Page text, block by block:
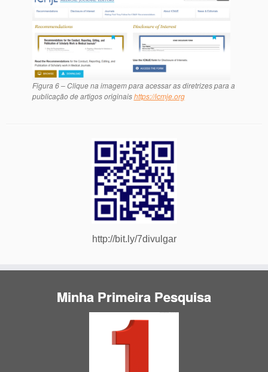
Figura 6 – Clique na imagem para acessar as diretrizes para a
publicação de artigos originaishttps://icmje.org
http://bit.ly/7divulgar
Minha Primeira Pesquisa